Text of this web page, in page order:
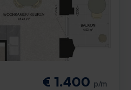
€ 1.400 p/m